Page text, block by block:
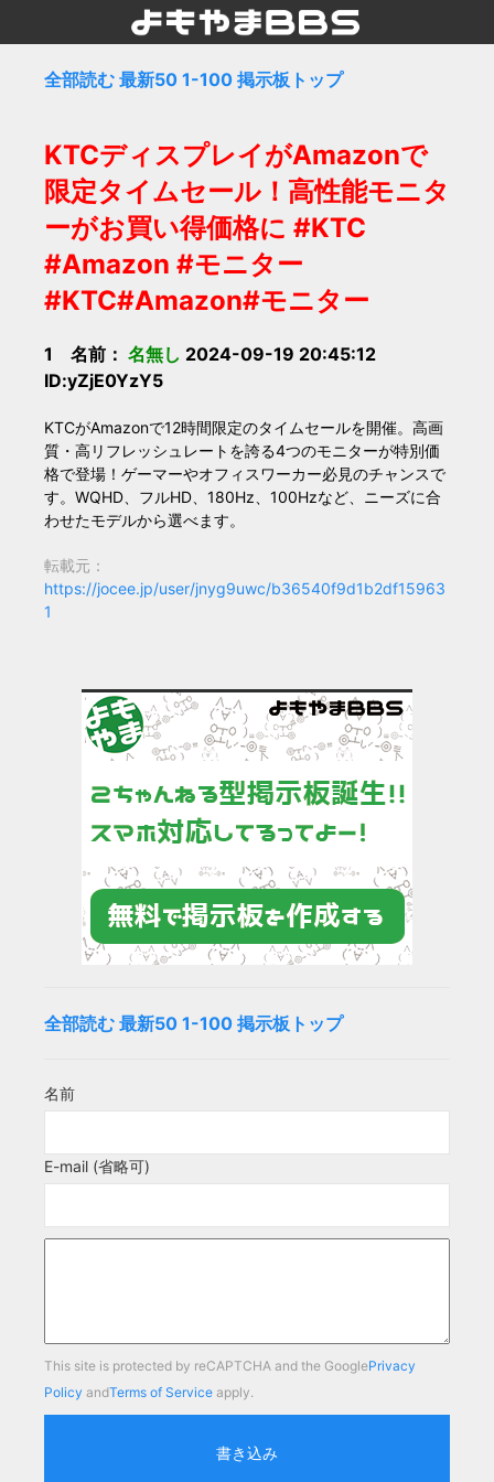
全部読む 最新50 1-100 掲示板トップ
KTCディスプレイがAmazonで
限定タイムセール！高性能モニタ
ーがお買い得価格に #KTC
#Amazon #モニター
#KTC#Amazon#モニター
1 名前： 名無し 2024-09-19 20:45:12
ID:yZjE0YzY5
KTCがAmazonで12時間限定のタイムセールを開催。高画
質・高リフレッシュレートを誇る4つのモニターが特別価
格で登場！ゲーマーやオフィスワーカー必見のチャンスで
す。WQHD、フルHD、180Hz、100Hzなど、ニーズに合
わせたモデルから選べます。
転載元：
https://jocee.jp/user/jnyg9uwc/b36540f9d1b2df15963
1
全部読む 最新50 1-100 掲示板トップ
名前
E-mail (省略可)
This site is protected by reCAPTCHA and the GooglePrivacy
Policy andTerms of Service apply.
書き込み